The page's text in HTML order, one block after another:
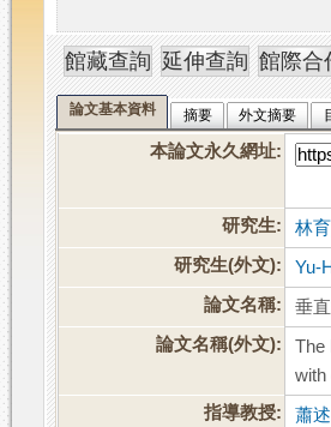
論文基本資料 摘要 外文摘要
本論文永久網址:
研究生:
林
研究生(外文):
Yu-
論文名稱:
垂
論文名稱(外文):
The
with
指導教授:
蕭